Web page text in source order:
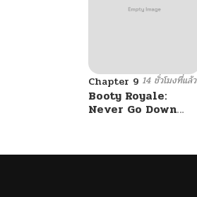
Chapter 9 14 ชั่วโมงที่แล้ว
Booty Royale:
Never Go Down